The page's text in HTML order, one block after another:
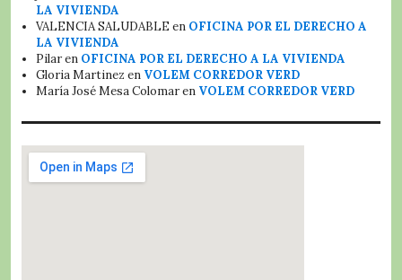
LA VIVIENDA
VALENCIA SALUDABLE en OFICINA POR EL DERECHO A
LA VIVIENDA
Pilaren OFICINA POR EL DERECHO A LA VIVIENDA
Gloria Martinez en VOLEM CORREDOR VERD
María José Mesa Colomaren VOLEM CORREDOR VERD